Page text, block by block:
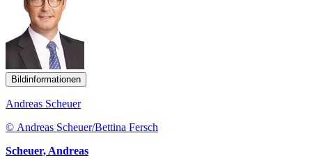
Bildinformationen
Andreas Scheuer
© Andreas Scheuer/Bettina Fersch
Scheuer, Andreas